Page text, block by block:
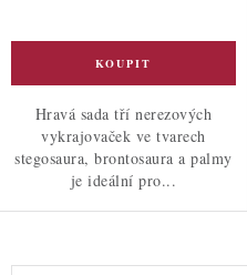
Hravá sada tří nerezových
vykrajovaček ve tvarech
stegosaura, brontosaura a palmy
je ideální pro...